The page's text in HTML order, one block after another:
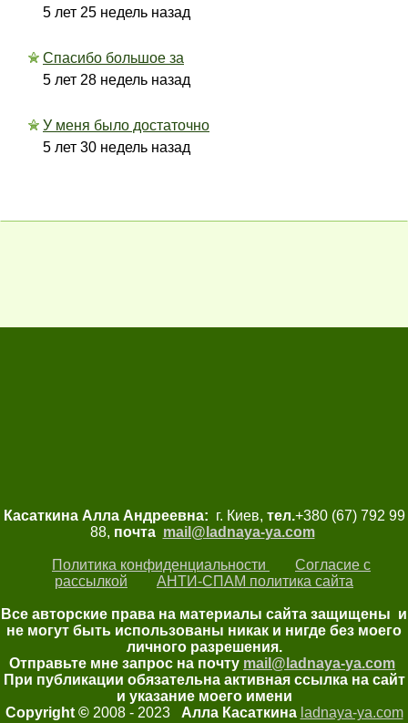
5 лет 25 недель назад
Спасибо большое за
5 лет 28 недель назад
У меня было достаточно
5 лет 30 недель назад
Касаткина Алла Андреевна: г. Киев, тел.+380 (67) 792 99
88, почта mail@ladnaya-ya.com
Политика конфиденциальности
Согласие с
рассылкой
АНТИ-СПАМ политика сайта
Все авторские права на материалы сайта защищены и
не могут быть использованы никак и нигде без моего
личного разрешения.
Отправьте мне запрос на почту mail@ladnaya-ya.com
При публикации обязательна активная ссылка на сайт
и указание моего имени
Copyright ©2008 - 2023 Алла Касаткина ladnaya-ya.com